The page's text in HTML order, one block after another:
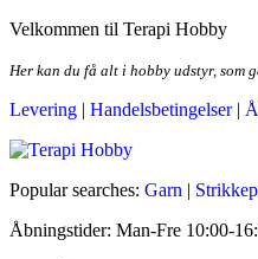
Skip
the
Velkommen til Terapi Hobby
Her kan du få alt i hobby udstyr, som
Levering | Handelsbetingelser|
Terapi Hobby
Popular searches: Garn |
Åbningstider: Man-Fre 10:00-